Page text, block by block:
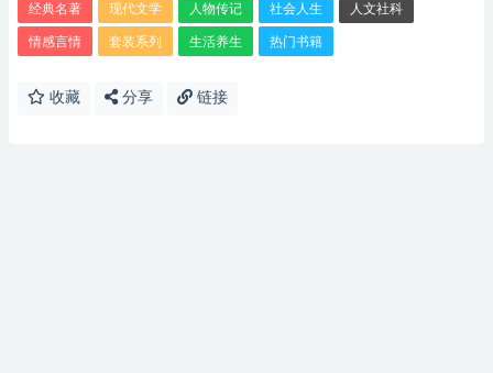
经典名著 现代文学 人物传记 社会人生 人文社科
情感言情 套装系列 生活养生 热门书籍
收藏 分享 链接